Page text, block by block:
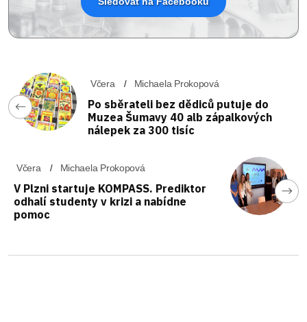
Včera Michaela Prokopová
Po sběrateli bez dědiců putuje do
Muzea Šumavy 40 alb zápalkových
nálepek za 300 tisíc
Včera Michaela Prokopová
V Plzni startuje KOMPASS. Prediktor
odhalí studenty v krizi a nabídne
pomoc